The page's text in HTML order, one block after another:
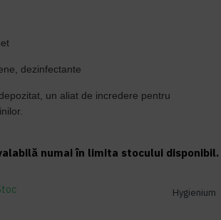
dezinfectante
un aliat de incredere pentru
numai în limita stocului disponibil.
Hygienium